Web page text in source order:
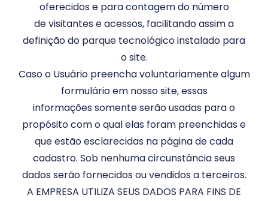
oferecidos e para contagem do número
de visitantes e acessos, facilitando assim a
definição do parque tecnológico instalado para
o site.
Caso o Usuário preencha voluntariamente algum
formulário em nosso site, essas
informações somente serão usadas para o
propósito com o qual elas foram preenchidas e
que estão esclarecidas na página de cada
cadastro. Sob nenhuma circunstância seus
dados serão fornecidos ou vendidos a terceiros.
A EMPRESA UTILIZA SEUS DADOS PARA FINS DE